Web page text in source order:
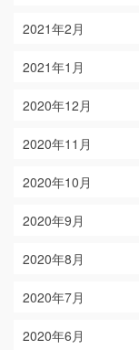
2021年2月
2021年1月
2020年12月
2020年11月
2020年10月
2020年9月
2020年8月
2020年7月
2020年6月